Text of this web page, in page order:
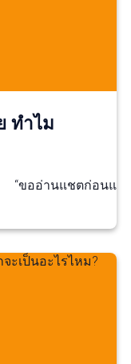
ทำไม
“ขออ่านแชตก่อนแ